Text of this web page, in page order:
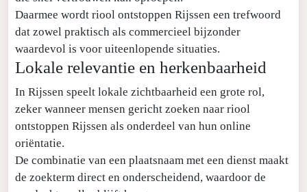
Daarmee wordt riool ontstoppen Rijssen een trefwoord
dat zowel praktisch als commercieel bijzonder
waardevol is voor uiteenlopende situaties.
Lokale relevantie en herkenbaarheid
In Rijssen speelt lokale zichtbaarheid een grote rol,
zeker wanneer mensen gericht zoeken naar riool
ontstoppen Rijssen als onderdeel van hun online
oriëntatie.
De combinatie van een plaatsnaam met een dienst maakt
de zoekterm direct en onderscheidend, waardoor de